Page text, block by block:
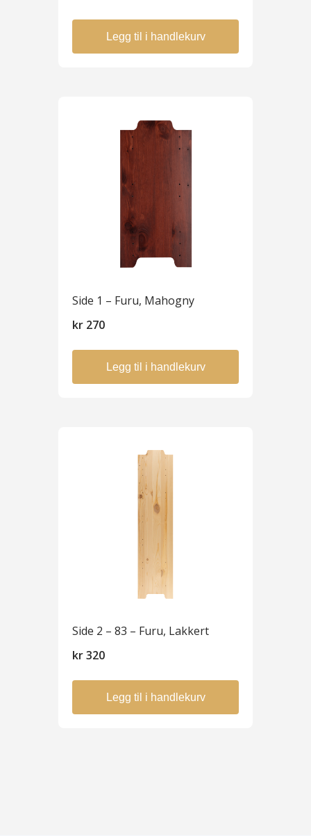
Legg til i handlekurv
Side 1 – Furu, Mahogny
kr 270
Legg til i handlekurv
Side 2 – 83 – Furu, Lakkert
kr320
Legg til i handlekurv